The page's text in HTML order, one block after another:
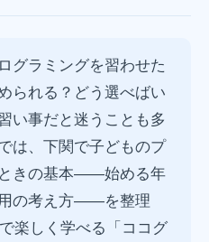
グラミングを習わせた
られる？どう選べばい
事だと迷うことも多
は、下関で子どものプ
きの基本——始める年
の考え方——を整理
楽しく学べる「ココグ